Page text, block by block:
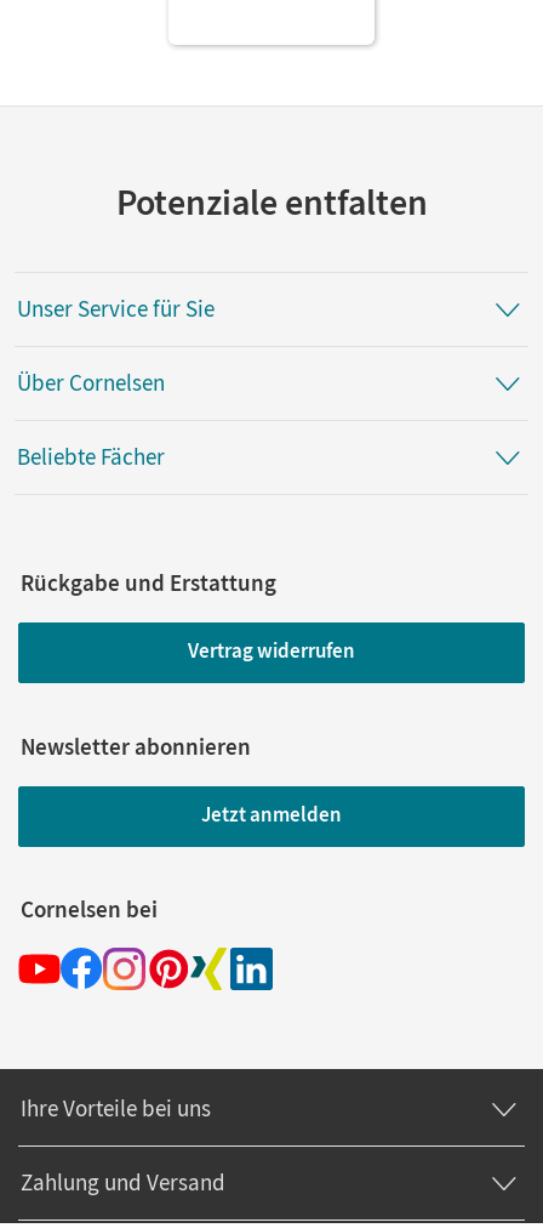
Potenziale entfalten
Unser Service für Sie
Über Cornelsen
Beliebte Fächer
Rückgabe und Erstattung
Vertrag widerrufen
Newsletter abonnieren
Jetzt anmelden
Cornelsen bei
Ihre Vorteile bei uns
Zahlung und Versand